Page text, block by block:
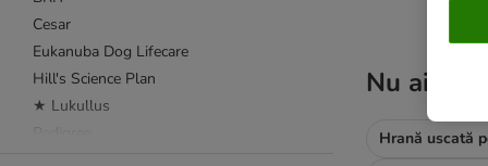
Cesar
Eukanuba Dog Lifecare
Hill's Science Plan
★ Lukullus
Nu ai
Hrană uscată